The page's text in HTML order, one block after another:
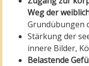
Weg der
Grundübungen
Stärkung der
innere Bilder,
Belastende